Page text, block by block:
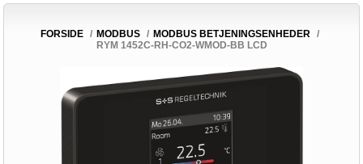
FORSIDE / MODBUS / MODBUS BETJENINGSENHEDER
/
RYM 1452C-RH-CO2-WMOD-BB LCD